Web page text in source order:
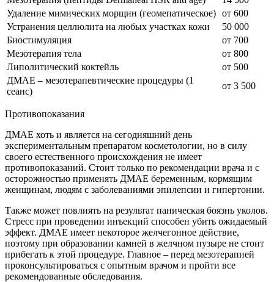
Удаление мимических морщин (геомепатическое) от 600
Устранения целлюлита на любых участках кожи
50 000
Биостимуляция
от 700
Мезотерапия тела
от 800
Липолитический коктейль
от 500
ДМАЕ – мезотерапевтические процедуры (1
сеанс)
от 3 500
Противопоказания
ДМАЕ хоть и является на сегодняшний день
экспериментальным препаратом косметологии, но в силу
своего естественного происхождения не имеет
противопоказаний. Стоит только по рекомендации врача и с
осторожностью применять ДМАЕ беременным, кормящим
женщинам, людям с заболеваниями эпилепсии и гипертонии.
Также может повлиять на результат паническая боязнь уколов.
Стресс при проведении инъекций способен убить ожидаемый
эффект. ДМАЕ имеет некоторое желчегонное действие,
поэтому при образовании камней в желчном пузыре не стоит
прибегать к этой процедуре. Главное – перед мезотерапией
проконсультироваться с опытным врачом и пройти все
рекомендованные обследования.